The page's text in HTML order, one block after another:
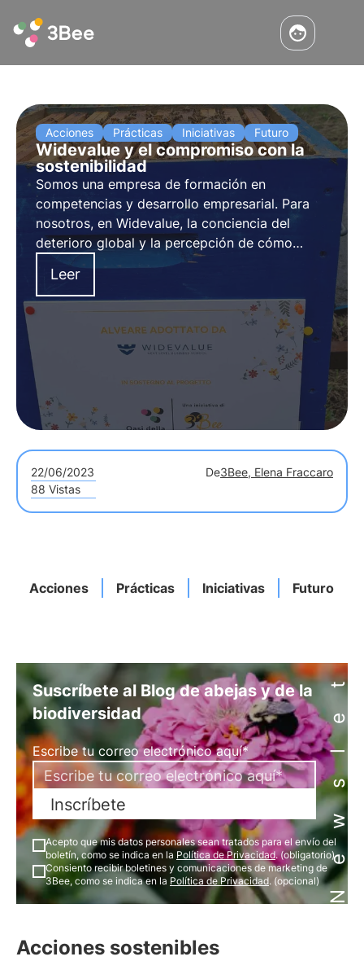
Acciones Prácticas Iniciativas Futuro
Widevalue y el compromiso con la
sostenibilidad
Somos una empresa de formación en
competencias y desarrollo empresarial. Para
nosotros, en Widevalue, la conciencia del
deterioro global y la percepción de cómo
cambiar son los primeros pasos en un camino
de crecimiento y regeneración individual,
colectiva y medioambiental.
Leer
22/06/2023 De3Bee, Elena Fraccaro
88 Vistas
Acciones Prácticas Iniciativas FuturoNewsletter
Suscríbete al Blog de abejas y de la
biodiversidad
Escribe tu correo electrónico aquí*
Inscríbete
Acepto que mis datos personales sean tratados para el envío del
boletín, como se indica en la Política de Privacidad. (obligatorio)
Consiento recibir boletines y comunicaciones de marketing de
3Bee, como se indica en la Política de Privacidad. (opcional)
Acciones sostenibles